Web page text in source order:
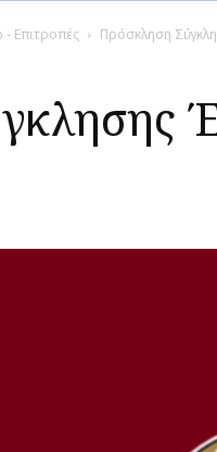
- Επιτροπές Πρόσκληση